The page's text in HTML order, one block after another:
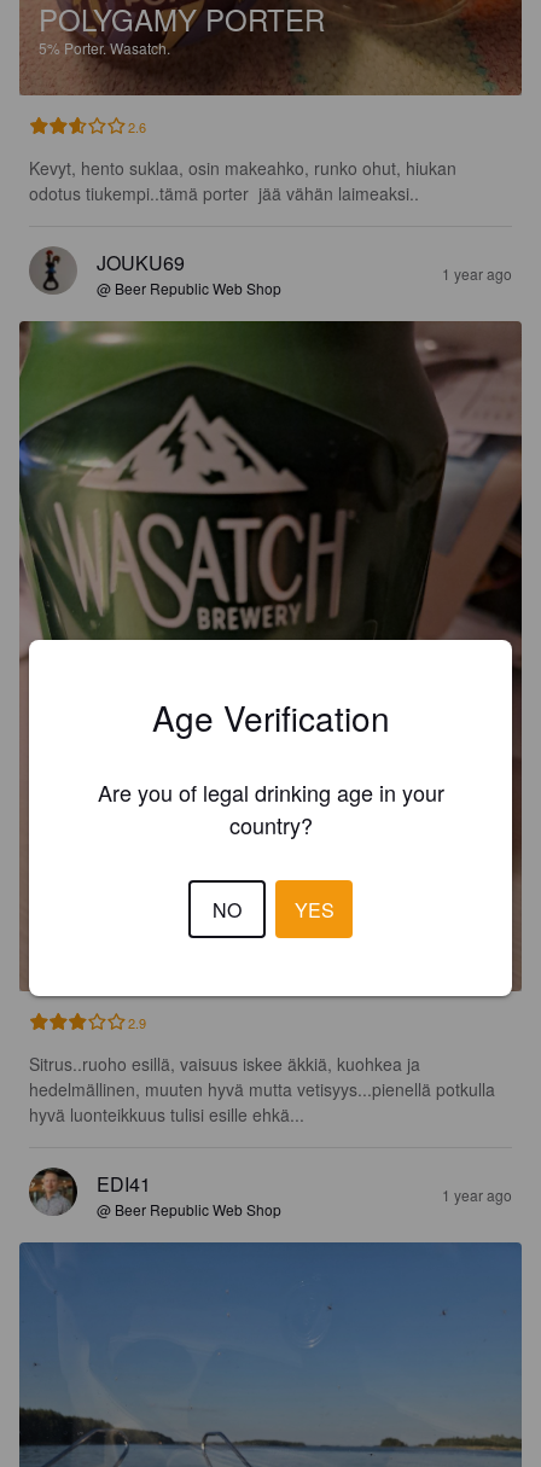
POLYGAMY PORTER
5% Porter.Wasatch.
2.6
Kevyt, hento suklaa, osin makeahko, runko ohut, hiukan
odotus tiukempi..tämä porter  jää vähän laimeaksi..
JOUKU69
@ Beer Republic Web Shop
1 year ago
Wasatch.
2.9
Sitrus..ruoho esillä, vaisuus iskee äkkiä, kuohkea ja
hedelmällinen, muuten hyvä mutta vetisyys...pienellä potkulla
hyvä luonteikkuus tulisi esille ehkä...
EDI41
@ Beer Republic Web Shop
1 year ago
Age Verification
Are you of legal drinking age in your
country?
NO YES